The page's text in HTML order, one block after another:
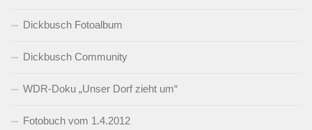
Dickbusch Fotoalbum
Dickbusch Community
WDR-Doku „Unser Dorf zieht um“
Fotobuch vom 1.4.2012